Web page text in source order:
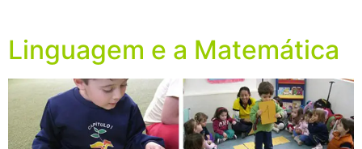
Linguagem e a Matemática